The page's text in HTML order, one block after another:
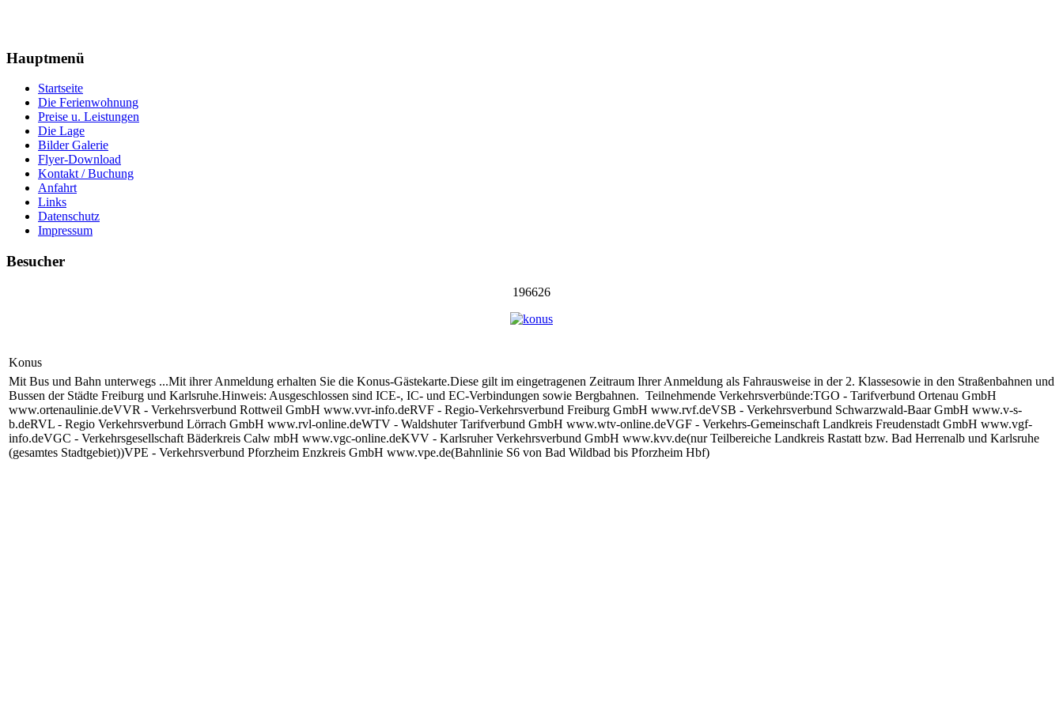
Hauptmenü
Startseite
Die Ferienwohnung
Preise u. Leistungen
Die Lage
Bilder Galerie
Flyer-Download
Kontakt / Buchung
Anfahrt
Links
Datenschutz
Impressum
Besucher
196626
Konus
Mit Bus und Bahn unterwegs ...Mit ihrer Anmeldung erhalten Sie die Konus-Gästekarte.Diese gilt im eingetragenen Zeitraum Ihrer Anmeldung als Fahrausweise in der 2. Klassesowie in den Straßenbahnen und
Bussen der Städte Freiburg und Karlsruhe.Hinweis: Ausgeschlossen sind ICE-, IC- und EC-Verbindungen sowie Bergbahnen. Teilnehmende Verkehrsverbünde:TGO - Tarifverbund Ortenau GmbH
www.ortenaulinie.deVVR - Verkehrsverbund Rottweil GmbH www.vvr-info.deRVF - Regio-Verkehrsverbund Freiburg GmbH www.rvf.deVSB - Verkehrsverbund Schwarzwald-Baar GmbH www.v-s-
b.deRVL - Regio Verkehrsverbund Lörrach GmbH www.rvl-online.deWTV - Waldshuter Tarifverbund GmbH www.wtv-online.deVGF - Verkehrs-Gemeinschaft Landkreis Freudenstadt GmbH www.vgf-
info.deVGC - Verkehrsgesellschaft Bäderkreis Calw mbH www.vgc-online.deKVV - Karlsruher Verkehrsverbund GmbH www.kvv.de(nur Teilbereiche Landkreis Rastatt bzw. Bad Herrenalb und Karlsruhe
(gesamtes Stadtgebiet))VPE - Verkehrsverbund Pforzheim Enzkreis GmbH www.vpe.de(Bahnlinie S6 von Bad Wildbad bis Pforzheim Hbf)